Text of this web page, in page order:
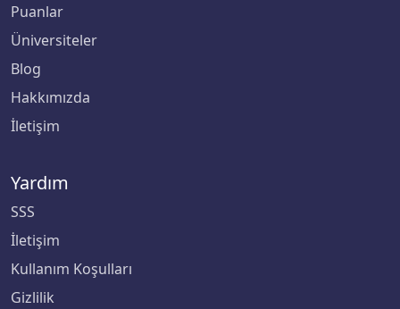
Puanlar
Üniversiteler
Blog
Hakkımızda
İletişim
Yardım
SSS
İletişim
Kullanım Koşulları
Gizlilik